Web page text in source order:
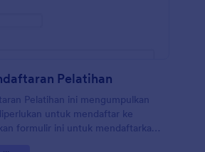
Pelatihan
Pelatihan ini mengumpulkan
untuk mendaftar ke
formulir ini untuk mendaftarkan